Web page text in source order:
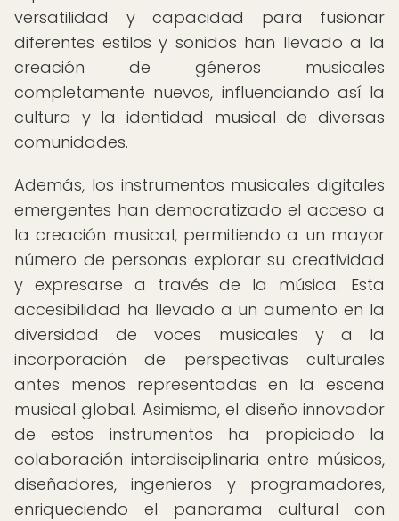
versatilidad y capacidad para fusionar
diferentes estilos y sonidos han llevado a la
creación de géneros musicales
completamente nuevos, influenciando así la
cultura y la identidad musical de diversas
comunidades.
Además, los instrumentos musicales digitales
emergentes han democratizado el acceso a
la creación musical, permitiendo a un mayor
número de personas explorar su creatividad
y expresarse a través de la música. Esta
accesibilidad ha llevado a un aumento en la
diversidad de voces musicales y a la
incorporación de perspectivas culturales
antes menos representadas en la escena
musical global. Asimismo, el diseño innovador
de estos instrumentos ha propiciado la
colaboración interdisciplinaria entre músicos,
diseñadores, ingenieros y programadores,
enriqueciendo el panorama cultural con